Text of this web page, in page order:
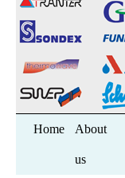
Skip
Home About
us